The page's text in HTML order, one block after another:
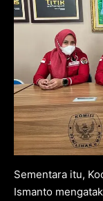
Sementara itu,
Ismanto